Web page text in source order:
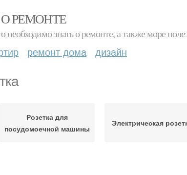
РЕМОНТЕ
необходимо знать о ремонте, а также море
ремонт дома дизайн
Розетка для
посудомоечной машины
Электрическая